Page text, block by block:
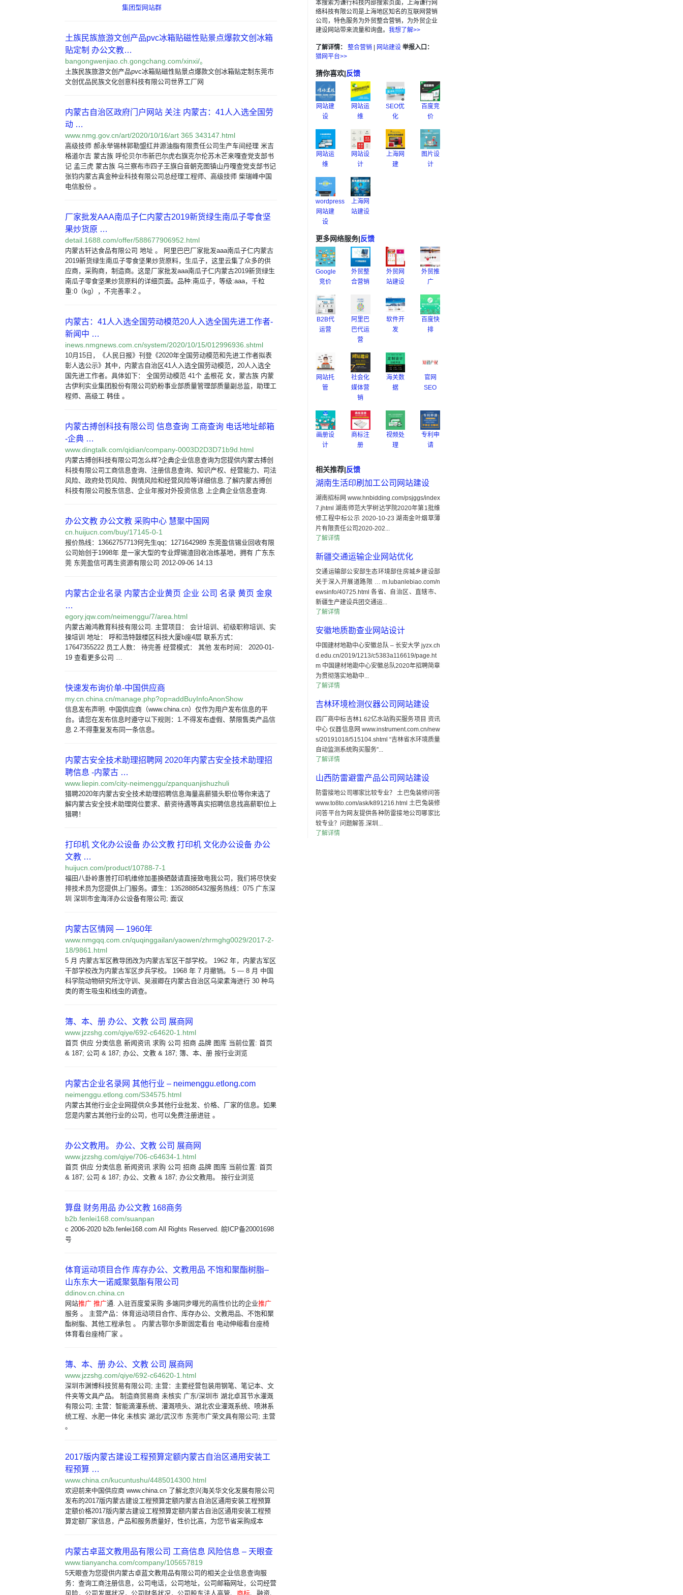
集团型网站群
土族民族旅游文创产品pvc冰箱贴磁性贴景点爆款文创冰箱
贴定制 办公文教…
bangongwenjiao.ch.gongchang.com/xinxi/。
土族民族旅游文创产品pvc冰箱贴磁性贴景点爆款文创冰箱贴定制东莞市
文创优品民族文化创意科技有限公司世界工厂网
内蒙古自治区政府门户网站 关注 内蒙古：41人入选全国劳
动 …
www.nmg.gov.cn/art/2020/10/16/art 365 343147.html
高级技师 郝永举锡林郭勒盟红井源油脂有限责任公司生产车间经理 米吉
格道尔吉 蒙古族 呼伦贝尔市新巴尔虎右旗克尔伦苏木芒来嘎查党支部书
记 孟三虎 蒙古族 乌兰察布市四子王旗白音朝克图镇山丹嘎查党支部书记
张钧内蒙古真金种业科技有限公司总经理工程师、高级技师 柴瑞峰中国
电信股份 。
厂家批发AAA南瓜子仁内蒙古2019新货绿生南瓜子零食坚
果炒货原 …
detail.1688.com/offer/588677906952.html
内蒙古轩达食品有限公司 地址 。 阿里巴巴厂家批发aaa南瓜子仁内蒙古
2019新货绿生南瓜子零食坚果炒货原料，生瓜子，这里云集了众多的供
应商，采购商，制造商。这是厂家批发aaa南瓜子仁内蒙古2019新货绿生
南瓜子零食坚果炒货原料的详细页面。品种:南瓜子，等级:aaa，千粒
重:0（kg），不完善率:2 。
内蒙古：41人入选全国劳动模范20人入选全国先进工作者-
新闻中 …
inews.nmgnews.com.cn/system/2020/10/15/012996936.shtml
10月15日，《人民日报》刊登《2020年全国劳动模范和先进工作者拟表
彰人选公示》其中，内蒙古自治区41人入选全国劳动模范，20人入选全
国先进工作者。具体如下： 全国劳动模范 41个 孟根花 女，蒙古族 内蒙
古伊利实业集团股份有限公司奶粉事业部质量管理部质量副总监，助理工
程师、高级工 韩佳 。
内蒙古搏创科技有限公司 信息查询 工商查询 电话地址邮箱
-企典 …
www.dingtalk.com/qidian/company-0003D2D3D71b9d.html
内蒙古搏创科技有限公司怎么样?企典企业信息查询为您提供内蒙古搏创
科技有限公司工商信息查询、注册信息查询、知识产权、经营能力、司法
风险、政府处罚风险、舆情风险和经营风险等详细信息.了解内蒙古搏创
科技有限公司股东信息、企业年报对外投资信息 上企典企业信息查询.
办公文教 办公文教 采购中心 慧聚中国网
cn.huijucn.com/buy/17145-0-1
报价热线：13662757713何先生qq：1271642989 东莞盈信锡业回收有限
公司始创于1998年 是一家大型的专业焊锡渣回收冶炼基地，拥有 广东东
莞 东莞盈信可再生资源有限公司 2012-09-06 14:13
内蒙古企业名录 内蒙古企业黄页 企业 公司 名录 黄页 金泉
…
egory.jqw.com/neimenggu/7/area.html
内蒙古瀚鸿教育科技有限公司. 主营项目： 会计培训、初级职称培训、实
操培训 地址： 呼和浩特鼓楼区科技大厦b座4层 联系方式：
17647355222 员工人数： 待完善 经营模式： 其他 发布时间： 2020-01-
19 查看更多公司 …
快速发布询价单-中国供应商
my.cn.china.cn/manage.php?op=addBuyInfoAnonShow
信息发布声明. 中国供应商（www.china.cn）仅作为用户发布信息的平
台。请您在发布信息时遵守以下规则：1.不得发布虚假、禁限售类产品信
息 2.不得重复发布同一条信息。
内蒙古安全技术助理招聘网 2020年内蒙古安全技术助理招
聘信息 -内蒙古 …
www.liepin.com/city-neimenggu/zpanquanjishuzhuli
猎聘2020年内蒙古安全技术助理招聘信息海量高薪猎头职位等你来选了
解内蒙古安全技术助理岗位要求、薪资待遇等真实招聘信息找高薪职位上
猎聘！
打印机 文化办公设备 办公文教 打印机 文化办公设备 办公
文教 …
huijucn.com/product/10788-7-1
福田八卦岭惠普打印机维修加墨换硒鼓请直接致电我公司，我们将尽快安
排技术员为您提供上门服务。谭生：13528885432服务热线：075 广东深
圳 深圳市金海洋办公设备有限公司; 面议
内蒙古区情网 — 1960年
www.nmgqq.com.cn/quqinggailan/yaowen/zhrmghg0029/2017-2-
18/9861.html
5 月 内蒙古军区教导团改为内蒙古军区干部学校。 1962 年，内蒙古军区
干部学校改为内蒙古军区步兵学校。 1968 年 7 月撤销。 5 — 8 月 中国
科学院动物研究所沈守训、吴淑卿在内蒙古自治区乌梁素海进行 30 种鸟
类的寄生吸虫和线虫的调查。
簿、本、册 办公、文教 公司 展商网
www.jzzshg.com/qiye/692-c64620-1.html
首页 供应 分类信息 新闻资讯 求购 公司 招商 品牌 图库 当前位置: 首页
& 187; 公司 & 187; 办公、文教 & 187; 簿、本、册 按行业浏览
内蒙古企业名录网 其他行业 – neimenggu.etlong.com
neimenggu.etlong.com/S34575.html
内蒙古其他行业企业网提供众多其他行业批发、价格、厂家的信息。如果
您是内蒙古其他行业的公司，也可以免费注册进驻 。
办公文教用。 办公、文教 公司 展商网
www.jzzshg.com/qiye/706-c64634-1.html
首页 供应 分类信息 新闻资讯 求购 公司 招商 品牌 图库 当前位置: 首页
& 187; 公司 & 187; 办公、文教 & 187; 办公文教用。 按行业浏览
算盘 财务用品 办公文教 168商务
b2b.fenlei168.com/suanpan
c 2006-2020 b2b.fenlei168.com All Rights Reserved. 皖ICP备20001698
号
体育运动项目合作 库存办公、文教用品 不饱和聚酯树脂–
山东东大一诺威聚氨酯有限公司
ddinov.cn.china.cn
网站推广 推广通. 入驻百度爱采购 多端同步曝光的高性价比的企业推广
服务 。 主营产品：体育运动项目合作、库存办公、文教用品、不饱和聚
酯树脂、其他工程承包 。 内蒙古鄂尔多斯固定看台 电动伸缩看台座椅
体育看台座椅厂家 。
簿、本、册 办公、文教 公司 展商网
www.jzzshg.com/qiye/692-c64620-1.html
深圳市渊博科技贸易有限公司; 主营：主要经营包装用钢笔、笔记本、文
件夹等文具产品。 制造商贸易商 未核实 广东/深圳市 湖北卓耳节水灌溉
有限公司; 主营：智能滴灌系统、灌溉喷头、湖北农业灌溉系统、喷淋系
统工程、水肥一体化 未核实 湖北/武汉市 东莞市广荣文具有限公司; 主营
。
2017版内蒙古建设工程预算定额内蒙古自治区通用安装工
程预算 …
www.china.cn/kucuntushu/4485014300.html
欢迎前来中国供应商 www.china.cn 了解北京兴海关华文化发展有限公司
发布的2017版内蒙古建设工程预算定额内蒙古自治区通用安装工程预算
定额价格2017版内蒙古建设工程预算定额内蒙古自治区通用安装工程预
算定额厂家信息，产品和服务质量好，性价比高，为您节省采购成本
内蒙古卓蓝文教用品有限公司 工商信息 风险信息 – 天眼查
www.tianyancha.com/company/105657819
5天眼查为您提供内蒙古卓蓝文教用品有限公司的相关企业信息查询服
务：查询工商注册信息，公司电话，公司地址，公司邮箱网址，公司经营
风险，公司发展状况，公司财务状况，公司股东法人高管、 商标、融资、
本搜索为谦行科技内部搜索页面，上海谦行网
络科技有限公司是上海地区知名的互联网营销
公司，特色服务为外贸整合营销，为外贸企业
建设网站带来流量和询盘。 我想了解>>
了解详情： 整合营销 网站建设 举报入口：
猎网平台>>
猜你喜欢|反馈
网站建
设
网站运
维
SEO优
化
百度竞
价
网站运
维
网站设
计
上海网
建
图片设
计
wordpress
网站建
设
上海网
站建设
更多网络服务|反馈
Google
竞价
外贸整
合营销
外贸网
站建设
外贸推
广
B2B代
运营
阿里巴
巴代运
营
软件开
发
百度快
排
网站托
管
社会化
媒体营
销
海关数
据
官网
SEO
画册设
计
商标注
册
视频处
理
专利申
请
相关推荐|反馈
湖南生活印刷加工公司网站建设
湖南招标网 www.hnbidding.com/psjggs/index
7.jhtml 湖南师范大学树达学院2020年第1批维
修工程中标公示 2020-10-23 湖南金叶烟草薄
片有限责任公司2020-202...
了解详情
新疆交通运输企业网站优化
交通运输部公安部生态环境部住房城乡建设部
关于深入开展道路限 … m.lubanlebiao.com/n
ewsinfo/40725.html 各省、自治区、直辖市、
新疆生产建设兵团交通运...
了解详情
安徽地质勘查业网站设计
中国建材地勘中心安徽总队 – 长安大学 jyzx.ch
d.edu.cn/2019/1213/c5383a116619/page.ht
m 中国建材地勘中心安徽总队2020年招聘简章
为贯彻落实地勘中...
了解详情
吉林环境检测仪器公司网站建设
四厂商中标吉林1.62亿水站购买服务项目 资讯
中心 仪器信息网 www.instrument.com.cn/new
s/20191018/515104.shtml “吉林省水环境质量
自动监测系统购买服务”...
了解详情
山西防雷避雷产品公司网站建设
防雷接地公司哪家比较专业？ 土巴兔装修问答
www.to8to.com/ask/k891216.html 土巴兔装修
问答平台为网友提供各种防雷接地公司哪家比
较专业？问题解答.深圳...
了解详情